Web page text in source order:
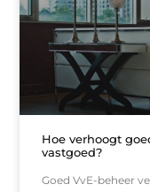
Hoe verhoogt
vastgoed?
Goed VvE-beheer